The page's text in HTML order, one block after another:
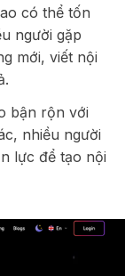
có thể tốn
người gặp
mới, viết nội
bận rộn với
nhiều người
lực để tạo nội